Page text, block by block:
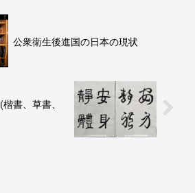
公衆衛生後進国の日本の現状
書、草書、